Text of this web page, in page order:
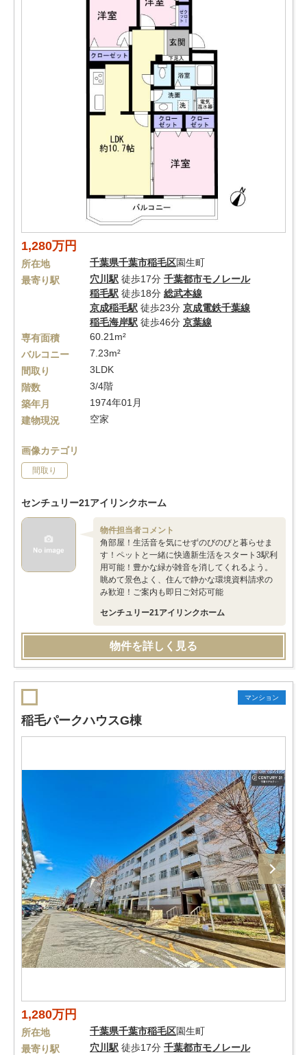
1,280万円
所在地 千葉県千葉市稲毛区園生町
最寄り駅
穴川駅 徒歩17分 千葉都市モノレール
稲毛駅 徒歩18分 総武本線
京成稲毛駅 徒歩23分 京成電鉄千葉線
稲毛海岸駅 徒歩46分 京葉線
専有面積
60.21m²
バルコニー
7.23m²
間取り
3LDK
階数
3/4階
築年月
1974年01月
建物現況
空家
画像カテゴリ
間取り
センチュリー21アイリンクホーム
物件担当者コメント
角部屋！生活音を気にせずのびのびと暮らせま
す！ペットと一緒に快適新生活をスタート3駅利
用可能！豊かな緑が雑音を消してくれるよう。
眺めて景色よく、住んで静かな環境資料請求の
み歓迎！ご案内も即日ご対応可能
センチュリー21アイリンクホーム
物件を詳しく見る
マンション
稲毛パークハウスG棟
1,280万円
所在地 千葉県千葉市稲毛区園生町
最寄り駅
穴川駅 徒歩17分 千葉都市モノレール